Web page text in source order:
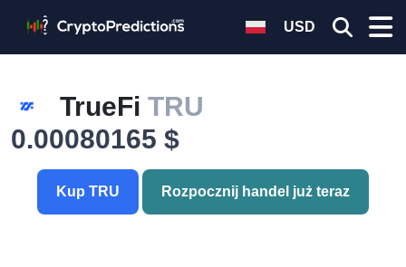
USD
TrueFi TRU
0.00080165 $
Kup TRU Rozpocznij handel już teraz